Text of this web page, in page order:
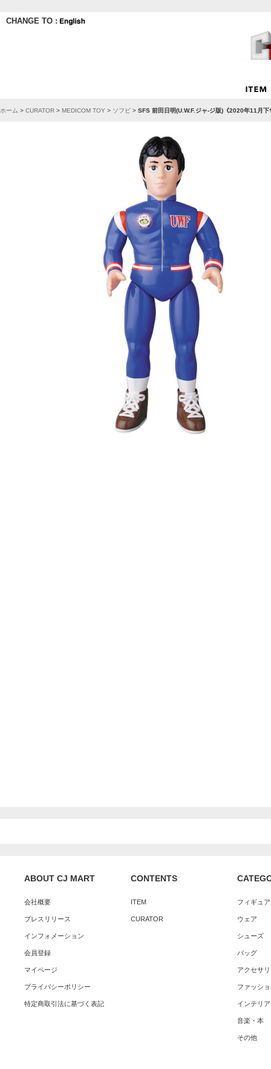
CHANGE TO :
ホーム > CURATOR > MEDICOM TOY > ソフビ > SFS 前田日明(U.W.F.ジャ-ジ版)《2020年11月下
ABOUT CJ MART
会社概要
プレスリリース
インフォメーション
会員登録
マイページ
プライバシーポリシー
特定商取引法に基づく表記
CONTENTS
ITEM
CURATOR
フィギュ
ウェア
シューズ
バッグ
アクセサ
ファッシ
インテリア
音楽・本
その他